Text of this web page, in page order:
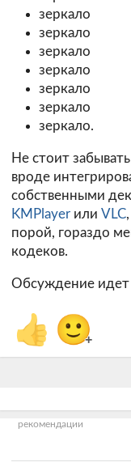
зеркало
зеркало
зеркало
зеркало
зеркало
зеркало
зеркало.
Не стоит
вроде
собственными
KMPlayer или VLC
порой, гораздо
кодеков.
Обсуждение идет
👍 🙂+
рекомендации